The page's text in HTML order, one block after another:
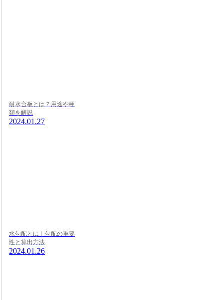
耐水合板とは？用途や種
類を解説
2024.01.27
水勾配とは｜勾配の重要
性と算出方法
2024.01.26